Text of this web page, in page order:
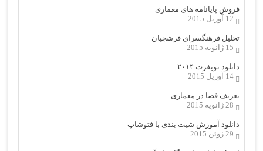
فروش پایانامه های معماری
12 آوریل 2015
تحلیل فرهنگسرای فرشچیان
15 ژانویه 2015
دانلود نویفرت ۲۰۱۴
14 آوریل 2015
تعریف فضا در معماری
28 ژانویه 2015
دانلود آموزش شیت بندی با فتوشاپ
29 ژوئن 2015